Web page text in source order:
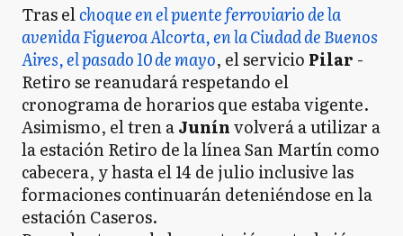
Tras elchoque en el puente ferroviario de la
avenida Figueroa Alcorta, en la Ciudad de Buenos
Aires, el pasado 10 de mayo, el servicio Pilar -
Retiro se reanudará respetando el
cronograma de horarios que estaba vigente.
Asimismo, el tren aJunínvolverá a utilizar a
la estación Retiro de la línea San Martín como
cabecera, y hasta el 14 de julio inclusive las
formaciones continuarán deteniéndose en la
estación Caseros.